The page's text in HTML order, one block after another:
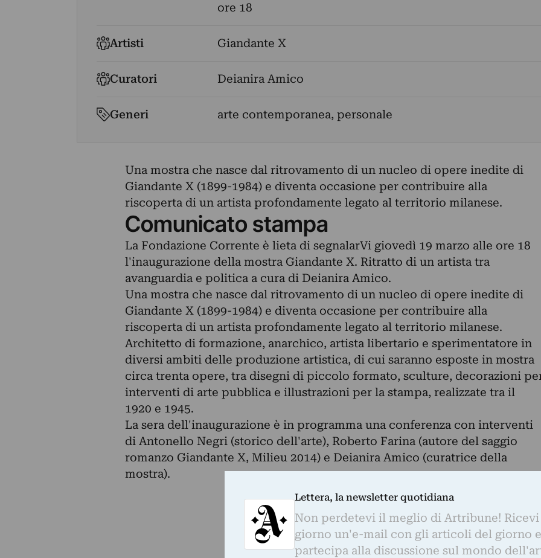
ore 18
Artisti Giandante X
Curatori Deianira Amico
Generi arte contemporanea, personale
Una mostra che nasce dal ritrovamento di un nucleo di opere inedite di
Giandante X (1899-1984) e diventa occasione per contribuire alla
riscoperta di un artista profondamente legato al territorio milanese.
Comunicato stampa
La Fondazione Corrente è lieta di segnalarVi giovedì 19 marzo alle ore 18
l'inaugurazione della mostra Giandante X. Ritratto di un artista tra
avanguardia e politica a cura di Deianira Amico.
Una mostra che nasce dal ritrovamento di un nucleo di opere inedite di
Giandante X (1899-1984) e diventa occasione per contribuire alla
riscoperta di un artista profondamente legato al territorio milanese.
Architetto di formazione, anarchico, artista libertario e sperimentatore in
diversi ambiti delle produzione artistica, di cui saranno esposte in mostra
circa trenta opere, tra disegni di piccolo formato, sculture, decorazioni
interventi di arte pubblica e illustrazioni per la stampa, realizzate tra il
1920 e 1945.
La sera dell'inaugurazione è in programma una conferenza con interventi
di Antonello Negri (storico dell'arte), Roberto Farina (autore del saggio
romanzo Giandante X, Milieu 2014) e Deianira Amico (curatrice della
mostra).
Lettera, la newsletter quotidiana
Non perdetevi il meglio di Artribune!
giorno un'e-mail con gli articoli del giorno
partecipa alla discussione sul mondo